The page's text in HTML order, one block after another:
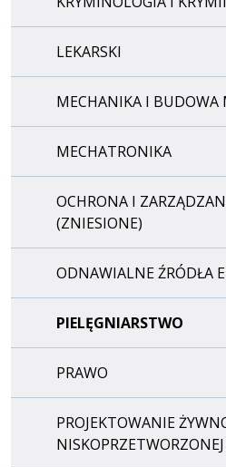
LEKARSKI
MECHANIKA I BUDOWA
MECHATRONIKA
OCHRONA I
(ZNIESIONE)
ODNAWIALNE ŹRÓDŁA
PIELĘGNIARSTWO
PRAWO
PROJEKTOWANIE